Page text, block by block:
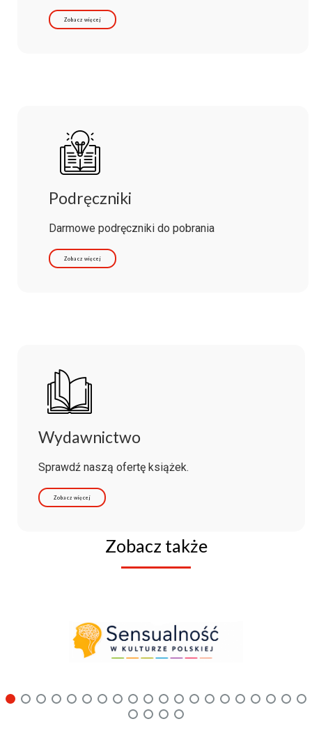
Zobacz więcej
Podręczniki
Darmowe podręczniki do pobrania
Zobacz więcej
Wydawnictwo
Sprawdź naszą ofertę książek.
Zobacz więcej
Zobacz także